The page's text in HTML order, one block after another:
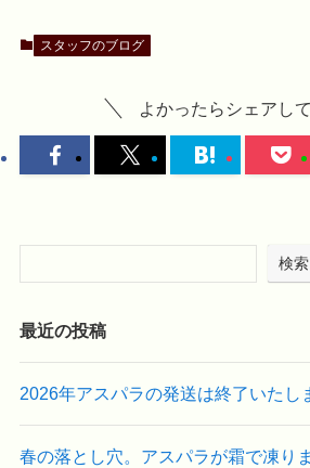
スタッフのブログ
よかったらシェアして
検索
最近の投稿
2026年アスパラの発送は終了いたし
春の落とし穴。アスパラが霜で凍り